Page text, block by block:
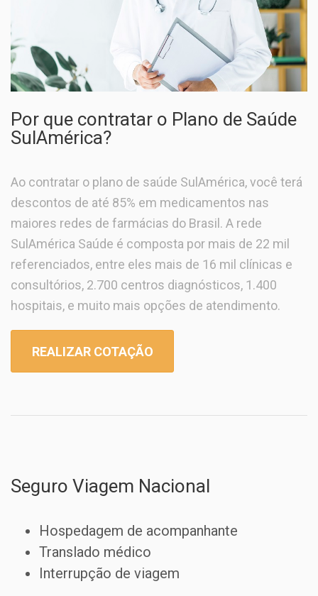
Por que contratar o Plano de Saúde
SulAmérica?
Ao contratar o plano de saúde SulAmérica, você terá
descontos de até 85% em medicamentos nas
maiores redes de farmácias do Brasil. A rede
SulAmérica Saúde é composta por mais de 22 mil
referenciados, entre eles mais de 16 mil clínicas e
consultórios, 2.700 centros diagnósticos, 1.400
hospitais, e muito mais opções de atendimento.
REALIZAR COTAÇÃO
Seguro Viagem Nacional
Hospedagem de acompanhante
Translado médico
Interrupção de viagem